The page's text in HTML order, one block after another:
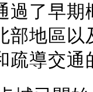
過了早
部地區
疏導交通